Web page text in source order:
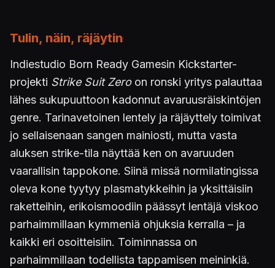
Tulin, näin, räjäytin
Indiestudio Born Ready Gamesin Kickstarter-
projekti Strike Suit Zeroon ronski yritys palauttaa
lähes sukupuuttoon kadonnut avaruusräiskintöjen
genre. Tarinavetoinen lentely ja räjäyttely toimivat
jo sellaisenaan sangen mainiosti, mutta vasta
aluksen strike-tila näyttää ken on avaruuden
vaarallisin tappokone. Siinä missä normilatingissa
oleva kone tyytyy plasmatykkeihin ja yksittäisiin
raketteihin, erikoismoodiin päässyt lentäjä viskoo
parhaimmillaan kymmeniä ohjuksia kerralla – ja
kaikki eri osoitteisiin. Toiminnassa on
parhaimmillaan todellista tappamisen meininkiä.